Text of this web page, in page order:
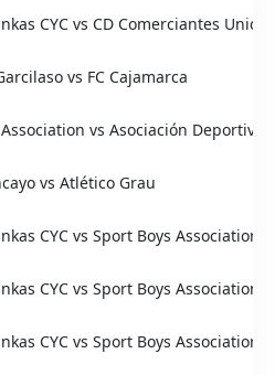
CYC vs CD Comerciantes Unidos
vs FC Cajamarca
vs Asociación Deportiva
vs Atlético Grau
CYC vs Sport Boys Association
CYC vs Sport Boys Association
CYC vs Sport Boys Association